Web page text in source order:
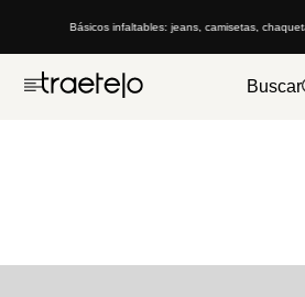
Básicos infaltables: jeans, camisetas,
Buscar